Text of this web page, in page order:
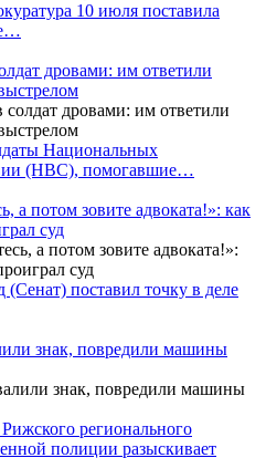
10 июля поставила
дровами: им ответили
Национальных
(НВС), помогавшие…
а потом зовите адвоката!»: как
суд
поставил точку в деле
знак, повредили машины
регионального
полиции разыскивает